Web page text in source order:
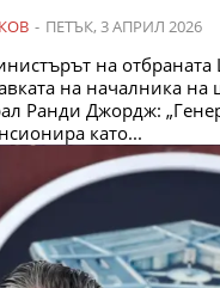
- ПЕТЪК, 3 АПРИЛ 2026
на
на началника на
Джордж: „Генерал Ранди А.
като...